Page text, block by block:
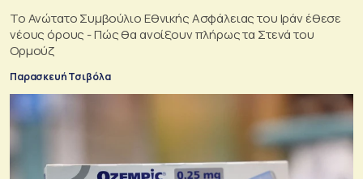
Το Ανώτατο Συμβούλιο Εθνικής Ασφάλειας του Ιράν έθεσε
νέους όρους - Πώς θα ανοίξουν πλήρως τα Στενά του
Ορμούζ
Παρασκευή Τσιβόλα